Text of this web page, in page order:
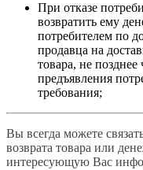
При отказе
возвратить ему
потребителем по
продавца на
товара, не позднее
предъявления
требования;
Вы всегда можете
возврата товара или
интересующую Вас